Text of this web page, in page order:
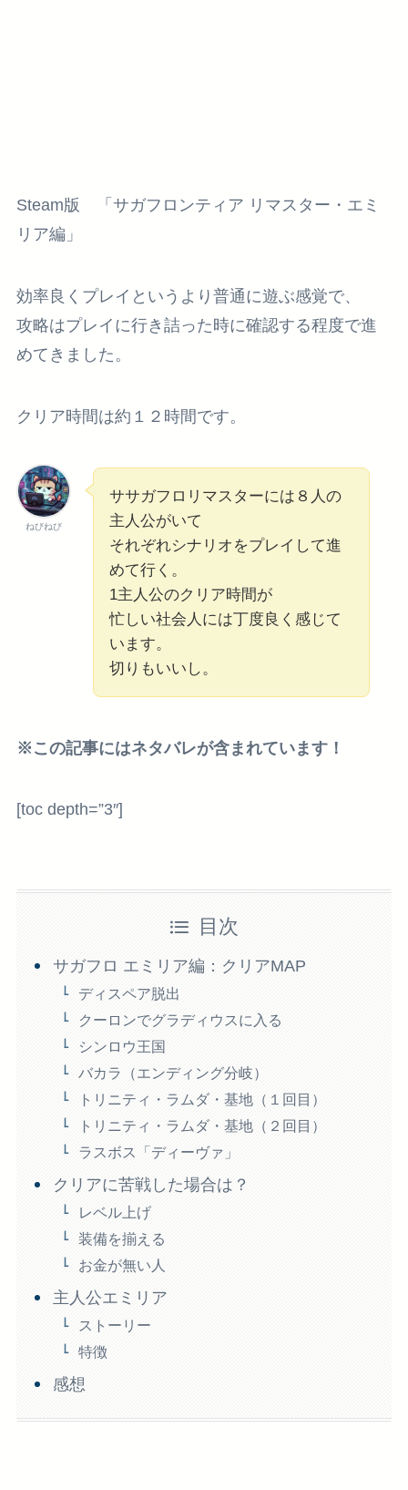
Steam版 「サガフロンティア リマスター・エミ
リア編」
効率良くプレイというより普通に遊ぶ感覚で、
攻略はプレイに行き詰った時に確認する程度で進
めてきました。
クリア時間は約１２時間です。
ねびねび
ササガフロリマスターには８人の
主人公がいて
それぞれシナリオをプレイして進
めて行く。
1主人公のクリア時間が
忙しい社会人には丁度良く感じて
います。
切りもいいし。
※この記事にはネタバレが含まれています！
[toc depth=”3″]
目次
サガフロ エミリア編：クリアMAP
ディスペア脱出
クーロンでグラディウスに入る
シンロウ王国
バカラ（エンディング分岐）
トリニティ・ラムダ・基地（１回目）
トリニティ・ラムダ・基地（２回目）
ラスボス「ディーヴァ」
クリアに苦戦した場合は？
レベル上げ
装備を揃える
お金が無い人
主人公エミリア
ストーリー
特徴
感想